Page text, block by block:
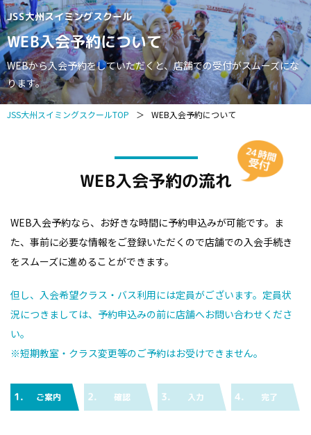
JSS大州スイミングスクール
WEB入会予約について
WEBから入会予約をしていただくと、店舗での受付がスムーズにな
ります。
JSS大州スイミングスクールTOP ＞ WEB入会予約について
WEB入会予約の流れ
WEB入会予約なら、お好きな時間に予約申込みが可能です。 ま
た、事前に必要な情報をご登録いただくので店舗での入会手続き
をスムーズに進めることができます。
但し、入会希望クラス・バス利用には定員がございます。定員状
況につきましては、予約申込みの前に店舗へお問い合わせくださ
い。
※短期教室・クラス変更等のご予約はお受けできません。
1. ご案内 2. 確認 3. 入力 4. 完了